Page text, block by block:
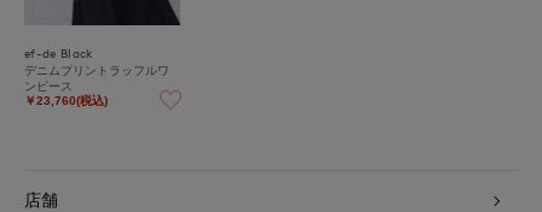
ef-de Black
デニムプリントラッフルワ
ンピース
￥23,760(税込)
店舗